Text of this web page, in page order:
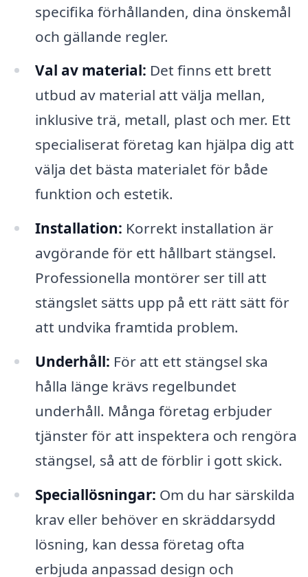
specifika förhållanden, dina önskemål
och gällande regler.
Val av material: Det finns ett brett
utbud av material att välja mellan,
inklusive trä, metall, plast och mer. Ett
specialiserat företag kan hjälpa dig att
välja det bästa materialet för både
funktion och estetik.
Installation: Korrekt installation är
avgörande för ett hållbart stängsel.
Professionella montörer ser till att
stängslet sätts upp på ett rätt sätt för
att undvika framtida problem.
Underhåll: För att ett stängsel ska
hålla länge krävs regelbundet
underhåll. Många företag erbjuder
tjänster för att inspektera och rengöra
stängsel, så att de förblir i gott skick.
Speciallösningar: Om du har särskilda
krav eller behöver en skräddarsydd
lösning, kan dessa företag ofta
erbjuda anpassad design och